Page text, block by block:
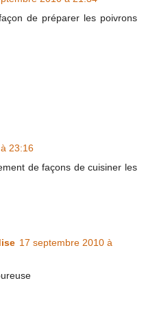
de préparer les poivrons
23:16
de façons de cuisiner les
17 septembre 2010 à